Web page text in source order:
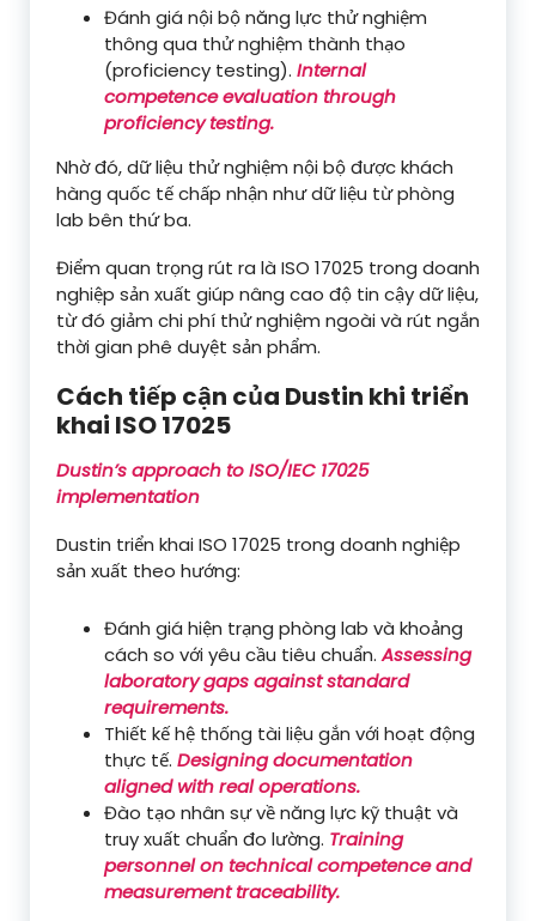
Đánh giá nội bộ năng lực thử nghiệm
thông qua thử nghiệm thành thạo
(proficiency testing). Internal
competence evaluation through
proficiency testing.
Nhờ đó, dữ liệu thử nghiệm nội bộ được khách
hàng quốc tế chấp nhận như dữ liệu từ phòng
lab bên thứ ba.
Điểm quan trọng rút ra là ISO 17025 trong doanh
nghiệp sản xuất giúp nâng cao độ tin cậy dữ liệu,
từ đó giảm chi phí thử nghiệm ngoài và rút ngắn
thời gian phê duyệt sản phẩm.
Cách tiếp cận của Dustin khi triển
khai ISO 17025
Dustin’s approach to ISO/IEC 17025
implementation
Dustin triển khai ISO 17025 trong doanh nghiệp
sản xuất theo hướng:
Đánh giá hiện trạng phòng lab và khoảng
cách so với yêu cầu tiêu chuẩn.Assessing
laboratory gaps against standard
requirements.
Thiết kế hệ thống tài liệu gắn với hoạt động
thực tế. Designing documentation
aligned with real operations.
Đào tạo nhân sự về năng lực kỹ thuật và
truy xuất chuẩn đo lường. Training
personnel on technical competence and
measurement traceability.